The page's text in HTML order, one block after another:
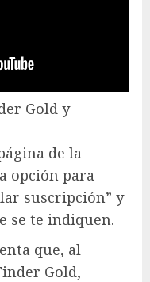
Gold y
de la
opción para
suscripción” y
se te indiquen.
que, al
Gold,